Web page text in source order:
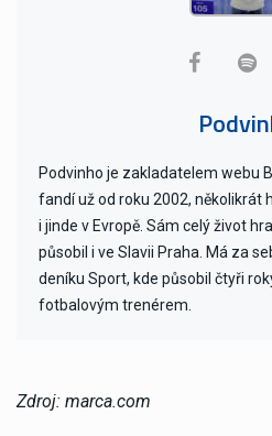
Podvinho je zakladatelem webu
fandí už od roku 2002, několikrát
i jinde v Evropě. Sám celý život
působil i ve Slavii Praha. Má za
deníku Sport, kde působil čtyři
fotbalovým trenérem.
Zdroj: marca.com